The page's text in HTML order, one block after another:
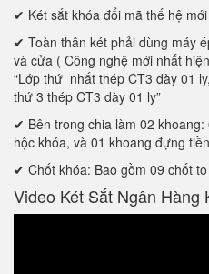
✔ Két sắt khóa đổi mã thế hệ
✔ Toàn thân két phải dùng máy
và cửa ( Công nghệ mới nhất
“Lớp thứ nhất thép CT3 dày 01
thứ 3 thép CT3 dày 01 ly”
✔ Bên trong chia làm 02
hộc khóa, và 01 khoang đựng tiền
✔ Chốt khóa: Bao gồm 09 chốt
Video Két Sắt Ngân Hàng